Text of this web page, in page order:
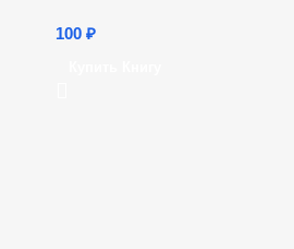
100 ₽